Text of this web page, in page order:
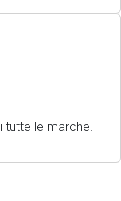
tutte le marche.